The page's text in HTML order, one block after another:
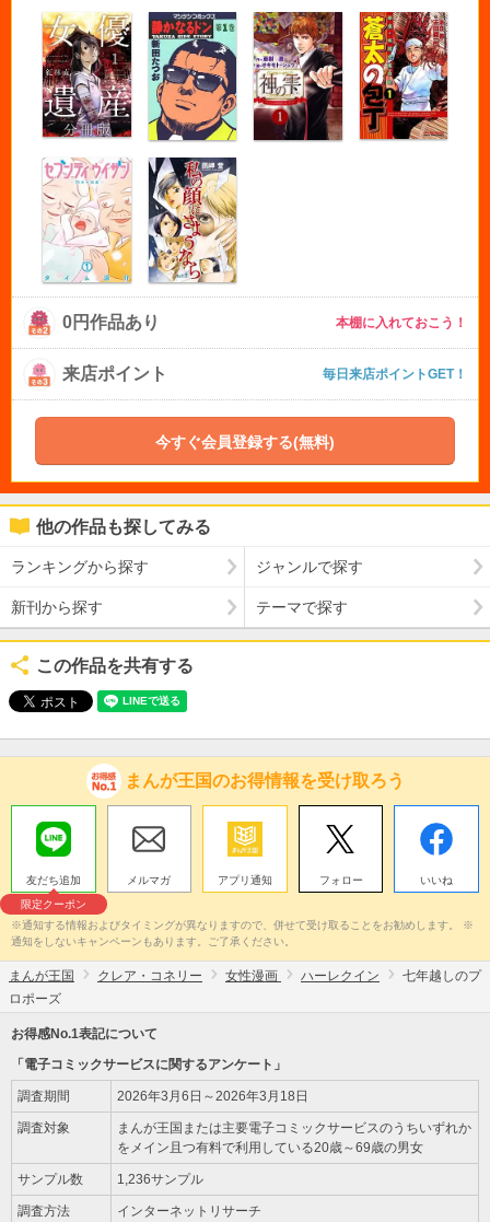
0円作品あり 本棚に入れておこう！
来店ポイント 毎日来店ポイントGET！
今すぐ会員登録する(無料)
他の作品も探してみる
ランキングから探す ジャンルで探す
新刊から探す テーマで探す
この作品を共有する
まんが王国のお得情報を受け取ろう
友だち追加
限定クーポン
メルマガ アプリ通知 フォロー いいね
※通知する情報およびタイミングが異なりますので、併せて受け取ることをお勧めします。 ※
通知をしないキャンペーンもあります。ご了承ください。
まんが王国 クレア・コネリー 女性漫画 ハーレクイン
七年越しのプ
ロポーズ
お得感No.1表記について
「電子コミックサービスに関するアンケート」
調査期間 2026年3月6日～2026年3月18日
調査対象
まんが王国または主要電子コミックサービスのうちいずれか
をメイン且つ有料で利用している20歳～69歳の男女
サンプル数 1,236サンプル
調査方法 インターネットリサーチ